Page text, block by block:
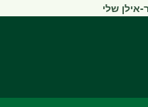
אילן שלי